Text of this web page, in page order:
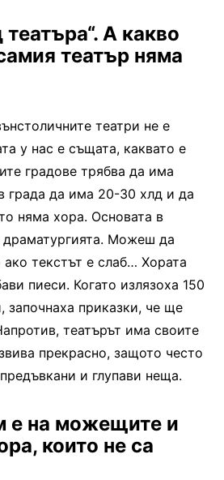
театъра“. А какво
театър няма
театри не е
у нас е същата, каквато е
градове трябва да има
града да има 20-30 хлд и да
няма хора. Основата в
драматургията. Можеш да
текстът е слаб… Хората
пиеси. Когато излязоха 150
започнаха приказки, че ще
театърът има своите
прекрасно, защото често
и глупави неща.
е на можещите и
които не са